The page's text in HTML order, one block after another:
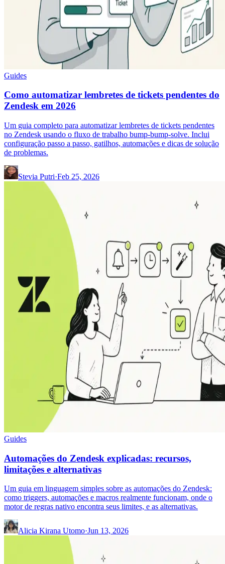
Guides
Como automatizar lembretes de tickets pendentes do
Zendesk em 2026
Um guia completo para automatizar lembretes de tickets pendentes
no Zendesk usando o fluxo de trabalho bump-bump-solve. Inclui
configuração passo a passo, gatilhos, automações e dicas de solução
de problemas.
Stevia Putri·Feb 25, 2026
Guides
Automações do Zendesk explicadas: recursos,
limitações e alternativas
Um guia em linguagem simples sobre as automações do Zendesk:
como triggers, automações e macros realmente funcionam, onde o
motor de regras nativo encontra seus limites, e as alternativas.
Alicia Kirana Utomo·Jun 13, 2026